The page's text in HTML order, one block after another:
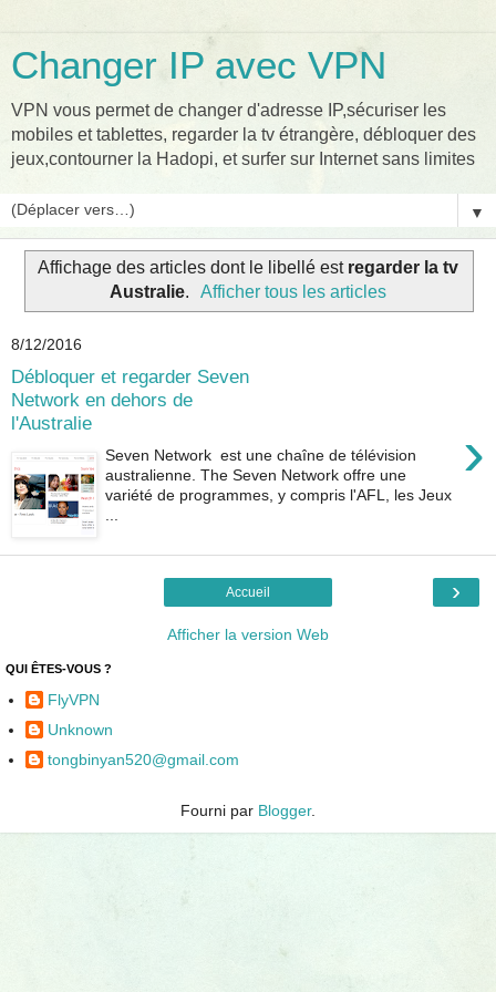
Changer IP avec VPN
VPN vous permet de changer d'adresse IP,sécuriser les
mobiles et tablettes, regarder la tv étrangère, débloquer des
jeux,contourner la Hadopi, et surfer sur Internet sans limites
▼
Affichage des articles dont le libellé est regarder la tv
Australie. Afficher tous les articles
8/12/2016
Débloquer et regarder Seven
Network en dehors de
l'Australie
›
Seven Network est une chaîne de télévision
australienne. The Seven Network offre une
variété de programmes, y compris l'AFL, les Jeux
›
Accueil
Afficher la version Web
QUI ÊTES-VOUS ?
FlyVPN
Unknown
tongbinyan520@gmail.com
Fourni par Blogger.